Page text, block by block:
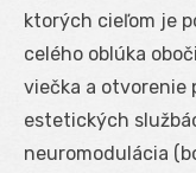
ktorých cieľom je
celého oblúka
viečka a otvorenie
estetických
neuromodulácia